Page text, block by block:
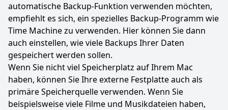
automatische Backup-Funktion verwenden möchten,
empfiehlt es sich, ein spezielles Backup-Programm wie
Time Machine zu verwenden. Hier können Sie dann
auch einstellen, wie viele Backups Ihrer Daten
gespeichert werden sollen.
Wenn Sie nicht viel Speicherplatz auf Ihrem Mac
haben, können Sie Ihre externe Festplatte auch als
primäre Speicherquelle verwenden. Wenn Sie
beispielsweise viele Filme und Musikdateien haben,